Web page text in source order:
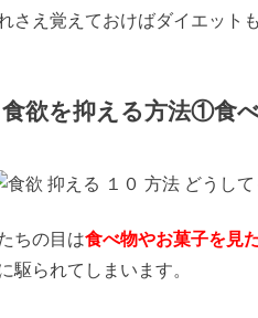
さえ覚えておけばダイエット
食欲を抑える方法①食
ちの目は食べ物やお菓子を見
駆られてしまいます。